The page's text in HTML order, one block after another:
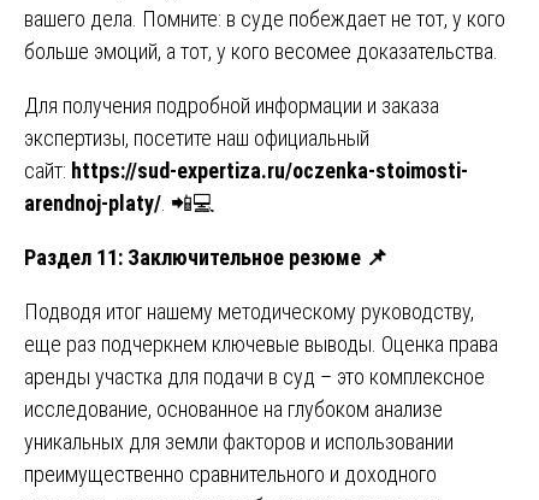
вашего дела. Помните: в суде побеждает не тот, у кого
больше эмоций, а тот, у кого весомее доказательства.
Для получения подробной информации и заказа
экспертизы, посетите наш официальный
сайт: https://sud-expertiza.ru/oczenka-stoimosti-
arendnoj-platy/ . 📲💻
Раздел 11: Заключительное резюме 📌
Подводя итог нашему методическому руководству,
еще раз подчеркнем ключевые выводы. Оценка права
аренды участка для подачи в суд – это комплексное
исследование, основанное на глубоком анализе
уникальных для земли факторов и использовании
преимущественно сравнительного и доходного